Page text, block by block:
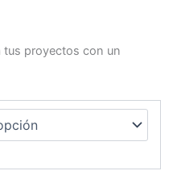
tus proyectos con un